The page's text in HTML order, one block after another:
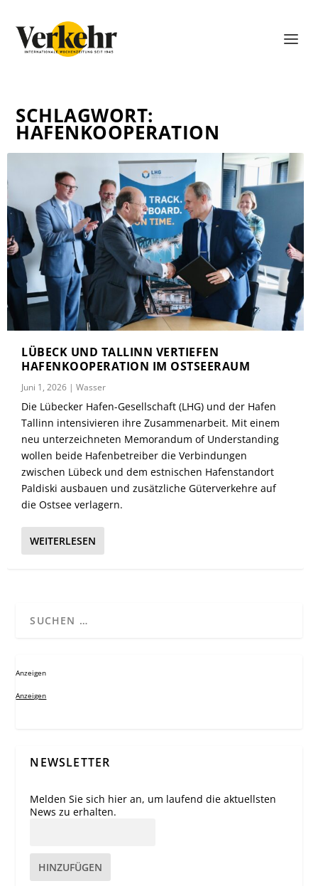
SCHLAGWORT:
HAFENKOOPERATION
LÜBECK UND TALLINN VERTIEFEN
HAFENKOOPERATION IM OSTSEERAUM
Juni 1, 2026 |Wasser
Die Lübecker Hafen-Gesellschaft (LHG) und der Hafen
Tallinn intensivieren ihre Zusammenarbeit. Mit einem
neu unterzeichneten Memorandum of Understanding
wollen beide Hafenbetreiber die Verbindungen
zwischen Lübeck und dem estnischen Hafenstandort
Paldiski ausbauen und zusätzliche Güterverkehre auf
die Ostsee verlagern.
WEITERLESEN
Anzeigen
Anzeigen
NEWSLETTER
Melden Sie sich hier an, um laufend die aktuellsten
News zu erhalten.
HINZUFÜGEN